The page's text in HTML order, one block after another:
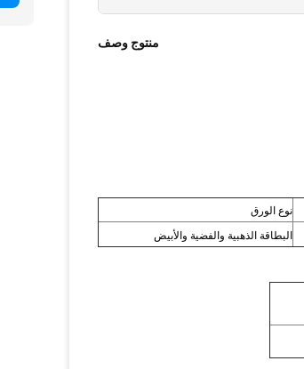
منتوج وصف
نوع الورق
البطاقة الذهبية والفضية والأبيض